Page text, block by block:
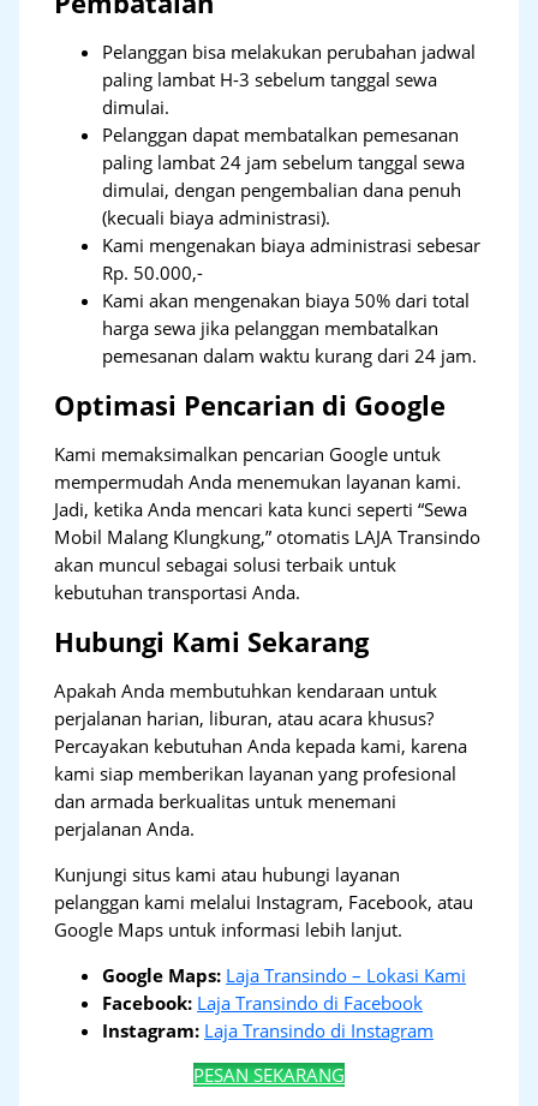
Pelanggan bisa melakukan perubahan jadwal
paling lambat H-3 sebelum tanggal sewa
dimulai.
Pelanggan dapat membatalkan pemesanan
paling lambat 24 jam sebelum tanggal sewa
dimulai, dengan pengembalian dana penuh
(kecuali biaya administrasi).
Kami mengenakan biaya administrasi sebesar
Rp. 50.000,-
Kami akan mengenakan biaya 50% dari total
harga sewa jika pelanggan membatalkan
pemesanan dalam waktu kurang dari 24 jam.
Optimasi Pencarian di Google
Kami memaksimalkan pencarian Google untuk
mempermudah Anda menemukan layanan kami.
Jadi, ketika Anda mencari kata kunci seperti “Sewa
Mobil Malang Klungkung,” otomatis LAJA Transindo
akan muncul sebagai solusi terbaik untuk
kebutuhan transportasi Anda.
Hubungi Kami Sekarang
Apakah Anda membutuhkan kendaraan untuk
perjalanan harian, liburan, atau acara khusus?
Percayakan kebutuhan Anda kepada kami, karena
kami siap memberikan layanan yang profesional
dan armada berkualitas untuk menemani
perjalanan Anda.
Kunjungi situs kami atau hubungi layanan
pelanggan kami melalui Instagram, Facebook, atau
Google Maps untuk informasi lebih lanjut.
Google Maps: Laja Transindo – Lokasi Kami
Facebook: Laja Transindo di Facebook
Instagram: Laja Transindo di Instagram
PESAN SEKARANG